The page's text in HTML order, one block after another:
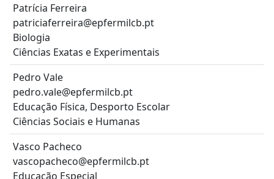
Patrícia Ferreira
patriciaferreira@epfermilcb.pt
Biologia
Ciências Exatas e Experimentais
Pedro Vale
pedro.vale@epfermilcb.pt
Educação Física, Desporto Escolar
Ciências Sociais e Humanas
Vasco Pacheco
vascopacheco@epfermilcb.pt
Educação Especial